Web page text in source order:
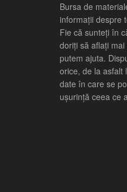
Bursa de
informații despre
Fie că sunteți în
doriți să aflați
putem ajuta.
orice, de la asfalt
date în care se
ușurință ceea ce